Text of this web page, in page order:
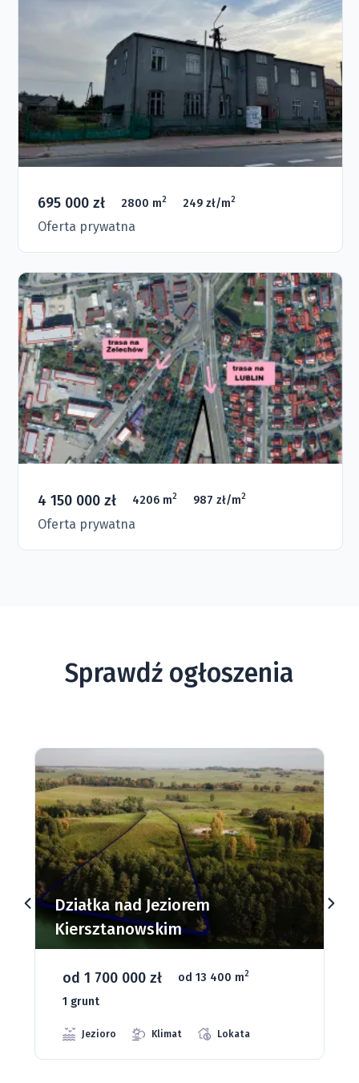
695 000 zł 2800 m2 249 zł/m2
Oferta prywatna
4 150 000 zł 4206 m2 987 zł/m2
Oferta prywatna
Sprawdź ogłoszenia
Działki budowlane nad Jeziorem
Dąbrowa Mała
od 93 280 zł od 1075 m 2 66 grunt